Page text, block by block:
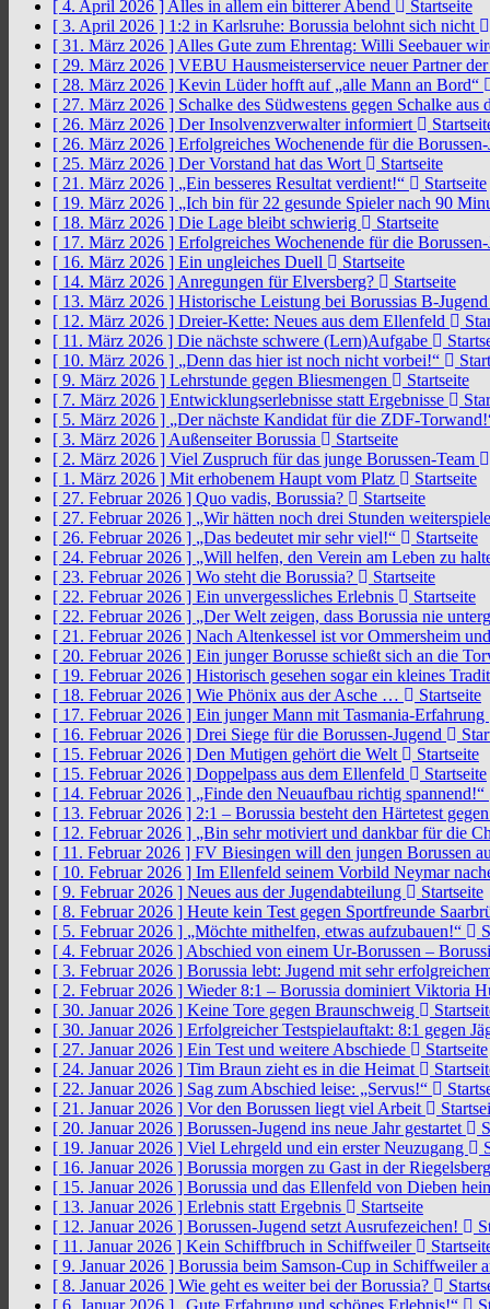
[ 4. April 2026 ] Alles in allem ein bitterer Abend
Startseite
[ 3. April 2026 ] 1:2 in Karlsruhe: Borussia belohnt sich nicht
[ 31. März 2026 ] Alles Gute zum Ehrentag: Willi Seebauer
[ 29. März 2026 ] VEBU Hausmeisterservice neuer Partner
[ 28. März 2026 ] Kevin Lüder hofft auf „alle Mann an Bord“
[ 27. März 2026 ] Schalke des Südwestens gegen Schalke
[ 26. März 2026 ] Der Insolvenzverwalter informiert
[ 26. März 2026 ] Erfolgreiches Wochenende für die
[ 25. März 2026 ] Der Vorstand hat das Wort
Startseite
[ 21. März 2026 ] „Ein besseres Resultat verdient!“
Startseite
[ 19. März 2026 ] „Ich bin für 22 gesunde Spieler nach 90
[ 18. März 2026 ] Die Lage bleibt schwierig
Startseite
[ 17. März 2026 ] Erfolgreiches Wochenende für die
[ 16. März 2026 ] Ein ungleiches Duell
Startseite
[ 14. März 2026 ] Anregungen für Elversberg?
Startseite
[ 13. März 2026 ] Historische Leistung bei Borussias B-
[ 12. März 2026 ] Dreier-Kette: Neues aus dem Ellenfeld
[ 11. März 2026 ] Die nächste schwere (Lern)Aufgabe
[ 10. März 2026 ] „Denn das hier ist noch nicht vorbei!“
[ 9. März 2026 ] Lehrstunde gegen Bliesmengen
Startseite
[ 7. März 2026 ] Entwicklungserlebnisse statt Ergebnisse
[ 5. März 2026 ] „Der nächste Kandidat für die ZDF-
[ 3. März 2026 ] Außenseiter Borussia
Startseite
[ 2. März 2026 ] Viel Zuspruch für das junge Borussen-Team
[ 1. März 2026 ] Mit erhobenem Haupt vom Platz
Startseite
[ 27. Februar 2026 ] Quo vadis, Borussia?
Startseite
[ 27. Februar 2026 ] „Wir hätten noch drei Stunden
[ 26. Februar 2026 ] „Das bedeutet mir sehr viel!“
Startseite
[ 24. Februar 2026 ] „Will helfen, den Verein am Leben zu
[ 23. Februar 2026 ] Wo steht die Borussia?
Startseite
[ 22. Februar 2026 ] Ein unvergessliches Erlebnis
Startseite
[ 22. Februar 2026 ] „Der Welt zeigen, dass Borussia nie
[ 21. Februar 2026 ] Nach Altenkessel ist vor Ommersheim
[ 20. Februar 2026 ] Ein junger Borusse schießt sich an die
[ 19. Februar 2026 ] Historisch gesehen sogar ein kleines
[ 18. Februar 2026 ] Wie Phönix aus der Asche …
Startseite
[ 17. Februar 2026 ] Ein junger Mann mit Tasmania-Erfahrung
[ 16. Februar 2026 ] Drei Siege für die Borussen-Jugend
[ 15. Februar 2026 ] Den Mutigen gehört die Welt
Startseite
[ 15. Februar 2026 ] Doppelpass aus dem Ellenfeld
Startseite
[ 14. Februar 2026 ] „Finde den Neuaufbau richtig spannend!“
[ 13. Februar 2026 ] 2:1 – Borussia besteht den Härtetest
[ 12. Februar 2026 ] „Bin sehr motiviert und dankbar für die
[ 11. Februar 2026 ] FV Biesingen will den jungen Borussen
[ 10. Februar 2026 ] Im Ellenfeld seinem Vorbild Neymar
[ 9. Februar 2026 ] Neues aus der Jugendabteilung
Startseite
[ 8. Februar 2026 ] Heute kein Test gegen Sportfreunde
[ 5. Februar 2026 ] „Möchte mithelfen, etwas aufzubauen!“
[ 4. Februar 2026 ] Abschied von einem Ur-Borussen –
[ 3. Februar 2026 ] Borussia lebt: Jugend mit sehr
[ 2. Februar 2026 ] Wieder 8:1 – Borussia dominiert Viktoria
[ 30. Januar 2026 ] Keine Tore gegen Braunschweig
[ 30. Januar 2026 ] Erfolgreicher Testspielauftakt: 8:1 gegen
[ 27. Januar 2026 ] Ein Test und weitere Abschiede
Startseite
[ 24. Januar 2026 ] Tim Braun zieht es in die Heimat
[ 22. Januar 2026 ] Sag zum Abschied leise: „Servus!“
[ 21. Januar 2026 ] Vor den Borussen liegt viel Arbeit
[ 20. Januar 2026 ] Borussen-Jugend ins neue Jahr gestartet
[ 19. Januar 2026 ] Viel Lehrgeld und ein erster Neuzugang
[ 16. Januar 2026 ] Borussia morgen zu Gast in der
[ 15. Januar 2026 ] Borussia und das Ellenfeld von Dieben
[ 13. Januar 2026 ] Erlebnis statt Ergebnis
Startseite
[ 12. Januar 2026 ] Borussen-Jugend setzt Ausrufezeichen!
[ 11. Januar 2026 ] Kein Schiffbruch in Schiffweiler
[ 9. Januar 2026 ] Borussia beim Samson-Cup in Schiffweiler
[ 8. Januar 2026 ] Wie geht es weiter bei der Borussia?
[ 6. Januar 2026 ]
„Gute Erfahrung und schönes Erlebnis!“